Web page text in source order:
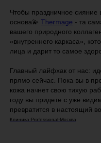
Чтобы праздничное
основа💫 Thermage - та
вашего природного
«внутреннего каркаса»,
лица и дарит то самое
Главный лайфхак от нас:
прямо сейчас. Пока вы в
кожа начнет свою тихую
году вы придете с уже
превратится в настоящий
Клиника Professional-Москва